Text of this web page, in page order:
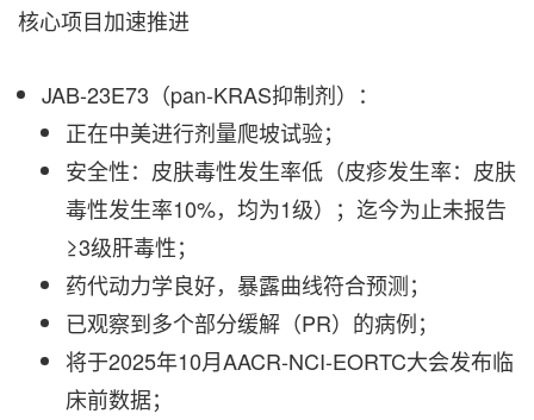
核心项目加速推进
JAB-23E73（pan-KRAS抑制剂）：
正在中美进行剂量爬坡试验；
安全性：皮肤毒性发生率低（皮疹发生率：皮肤
毒性发生率10%，均为1级）；迄今为止未报告
≥3级肝毒性；
药代动力学良好，暴露曲线符合预测；
已观察到多个部分缓解（PR）的病例；
将于2025年10月AACR-NCI-EORTC大会发布临
床前数据；